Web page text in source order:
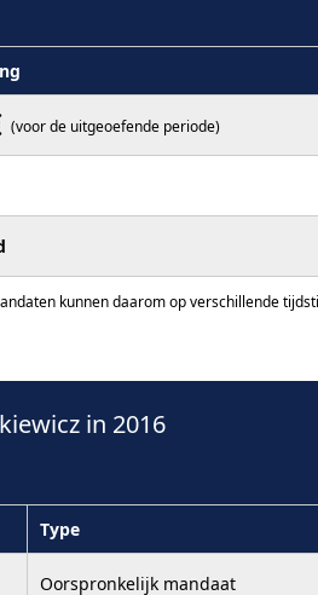
(voor de uitgeoefende periode)
kunnen daarom op verschillende
in 2016
Type
Oorspronkelijk mandaat